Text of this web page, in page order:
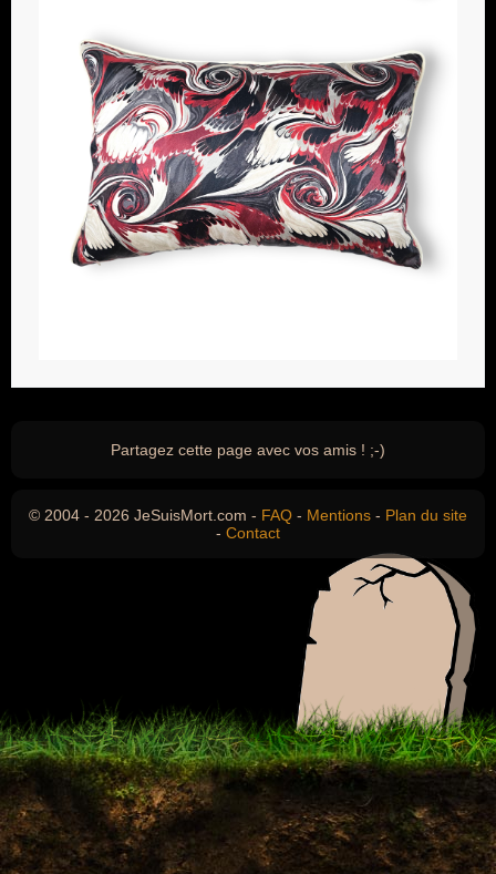
Partagez cette page avec vos amis ! ;-)
© 2004 - 2026 JeSuisMort.com - FAQ - Mentions - Plan du site
- Contact